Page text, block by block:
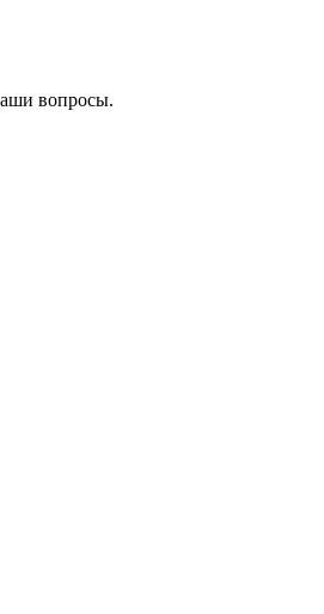
вопросы.